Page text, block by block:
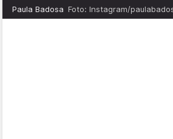
Paula Badosa Foto: Instagram/